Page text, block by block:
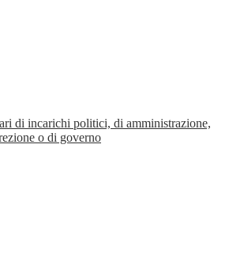
di incarichi politici, di amministrazione,
o di governo